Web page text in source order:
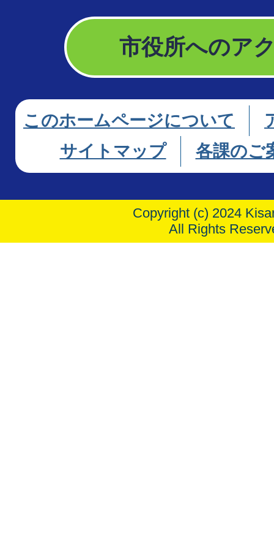
市役所へのア
このホームページについて
サイトマップ
各課のご
Copyright (c) 2024
All Rights